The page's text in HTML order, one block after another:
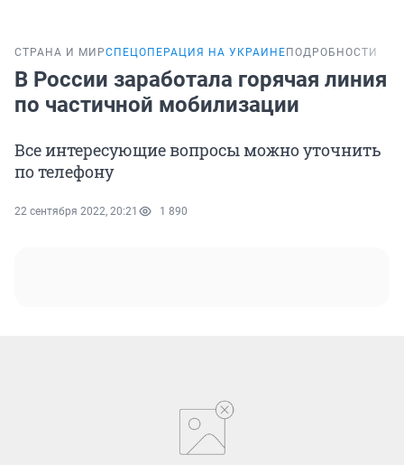
СТРАНА И МИРСПЕЦОПЕРАЦИЯ НА УКРАИНЕ ПОДРОБНОСТИ
В России заработала горячая линия
по частичной мобилизации
Все интересующие вопросы можно уточнить
по телефону
22 сентября 2022, 20:21 1 890